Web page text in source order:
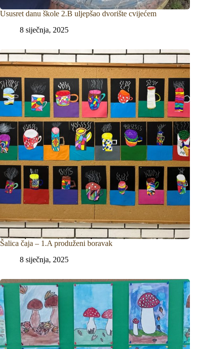
Ususret danu škole 2.B uljepšao dvorište cvijećem
8 siječnja, 2025
Šalica čaja – 1.A produženi boravak
8 siječnja, 2025